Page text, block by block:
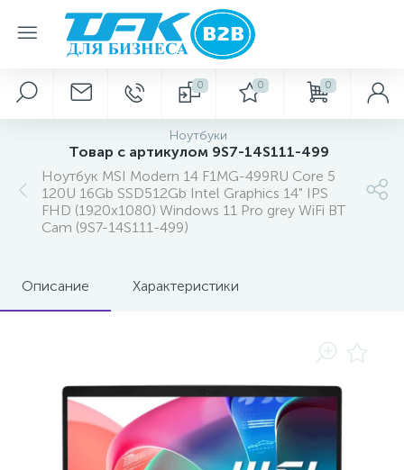
0 0 0
Ноутбуки
Товар с артикулом 9S7-14S111-499
Ноутбук MSI Modern 14 F1MG-499RU Core 5
120U 16Gb SSD512Gb Intel Graphics 14" IPS
FHD (1920x1080) Windows 11 Pro grey WiFi BT
Cam (9S7-14S111-499)
Описание Характеристики